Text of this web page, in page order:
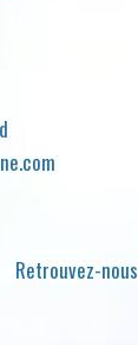
Retrouvez-nous